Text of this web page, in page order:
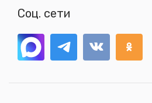
Соц. сети